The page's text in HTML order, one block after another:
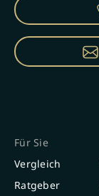
Für Sie
Vergleich
Ratgeber